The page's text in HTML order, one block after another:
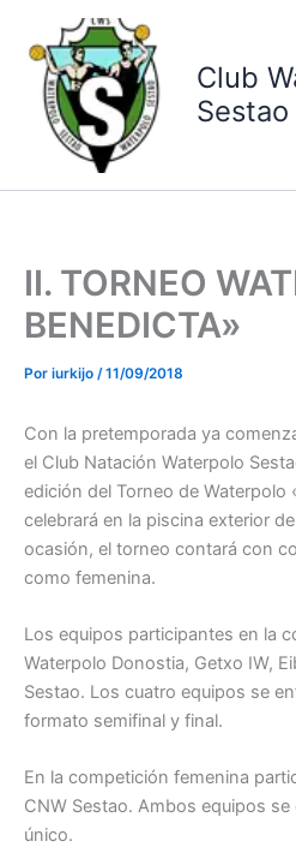
contenido
Club
Sestao
II. TORNEO
BENEDICTA»
Por iurkijo /11/09/2018
Con la pretemporada ya
el Club Natación Waterpolo
edición del Torneo de Waterpolo
celebrará en la piscina exterior
ocasión, el torneo contará con
como femenina.
Los equipos participantes en la
Waterpolo Donostia, Getxo IW,
Sestao. Los cuatro equipos se
formato semifinal y final.
En la competición femenina
CNW Sestao. Ambos equipos
único.